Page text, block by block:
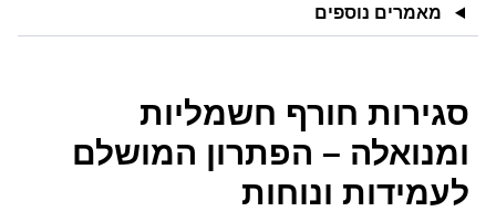
מאמרים נוספים
סגירות חורף חשמליות
ומנואלה – הפתרון המושלם
לעמידות ונוחות